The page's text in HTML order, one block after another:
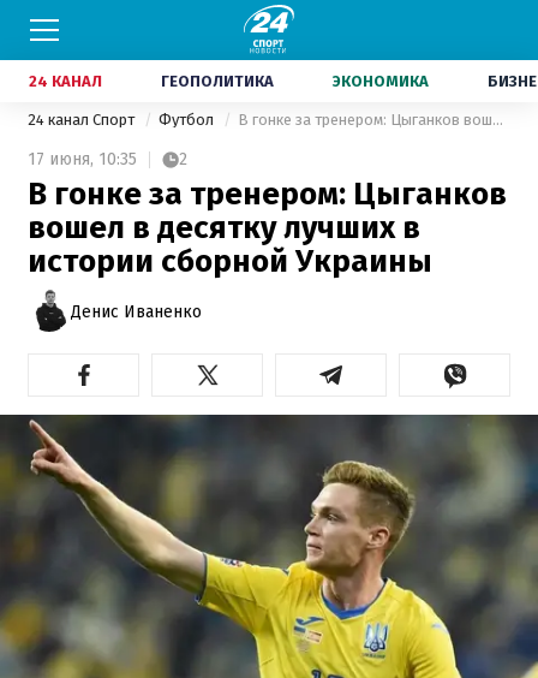
24 КАНАЛ ГЕОПОЛИТИКА ЭКОНОМИКА
24 канал Спорт Футбол В гонке за тренером: Цыганков вошел в десятку лучших в истории сборной Украины
17 июня, 10:35 2
В гонке за тренером: Цыганков
вошел в десятку лучших в
истории сборной Украины
Денис Иваненко